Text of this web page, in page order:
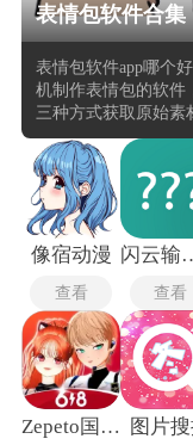
表情包软件合集
表情包软件app哪个
机制作表情包的软件
三种方式获取原始素
圆形、星形等异形切
泡模板，可调整字号
软件还支持逐字动画
门网络梗图、动物耳
在任意位置。动态表
许用户将短视频片段
率。
像宿动漫
查看
闪
查看
Zepeto国际版 图片